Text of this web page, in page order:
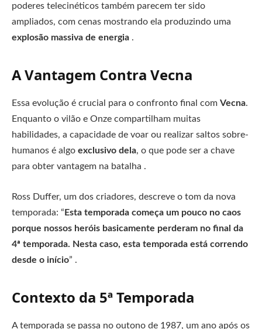
poderes telecinéticos também parecem ter sido
ampliados, com cenas mostrando ela produzindo uma
explosão massiva de energia .
A Vantagem Contra Vecna
Essa evolução é crucial para o confronto final com Vecna.
Enquanto o vilão e Onze compartilham muitas
habilidades, a capacidade de voar ou realizar saltos sobre-
humanos é algo exclusivo dela, o que pode ser a chave
para obter vantagem na batalha .
Ross Duffer, um dos criadores, descreve o tom da nova
temporada: “Esta temporada começa um pouco no caos
porque nossos heróis basicamente perderam no final da
4ª temporada. Nesta caso, esta temporada está correndo
desde o início” .
Contexto da 5ª Temporada
A temporada se passa no outono de 1987, um ano após os